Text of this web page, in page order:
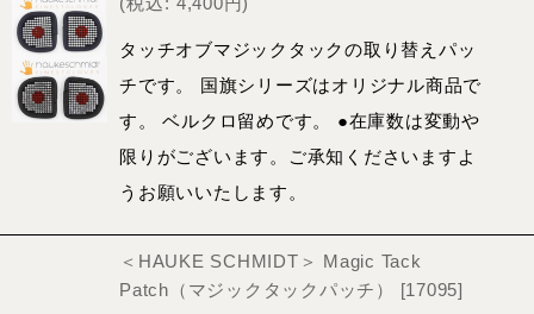
タッチオブマジックタックの取り替えパッ
チです。 国旗シリーズはオリジナル商品で
す。 ベルクロ留めです。 ●在庫数は変動や
限りがございます。ご承知くださいますよ
うお願いいたします。
＜HAUKE SCHMIDT＞ Magic Tack
Patch（マジックタックパッチ）
[17095]